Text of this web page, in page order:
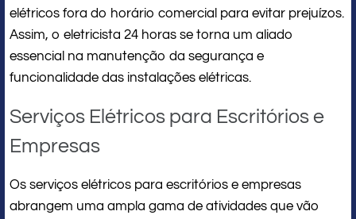
elétricos fora do horário comercial para evitar prejuízos.
Assim, o eletricista 24 horas se torna um aliado
essencial na manutenção da segurança e
funcionalidade das instalações elétricas.
Serviços Elétricos para Escritórios e
Empresas
Os serviços elétricos para escritórios e empresas
abrangem uma ampla gama de atividades que vão